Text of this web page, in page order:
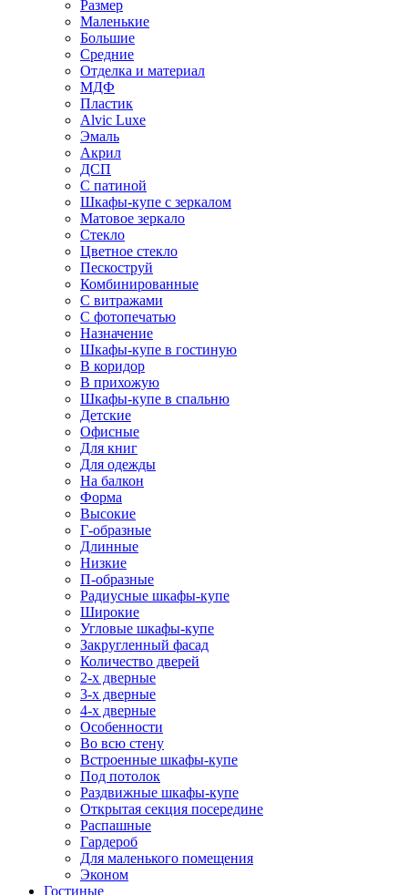
Размер
Маленькие
Большие
Средние
Отделка и материал
МДФ
Пластик
Alvic Luxe
Эмаль
Акрил
ДСП
С патиной
Шкафы-купе с зеркалом
Матовое зеркало
Стекло
Цветное стекло
Пескоструй
Комбинированные
С витражами
С фотопечатью
Назначение
Шкафы-купе в гостиную
В коридор
В прихожую
Шкафы-купе в спальню
Детские
Офисные
Для книг
Для одежды
На балкон
Форма
Высокие
Г-образные
Длинные
Низкие
П-образные
Радиусные шкафы-купе
Широкие
Угловые шкафы-купе
Закругленный фасад
Количество дверей
2-х дверные
3-х дверные
4-х дверные
Особенности
Во всю стену
Встроенные шкафы-купе
Под потолок
Раздвижные шкафы-купе
Открытая секция посередине
Распашные
Гардероб
Для маленького помещения
Эконом
Гостиные